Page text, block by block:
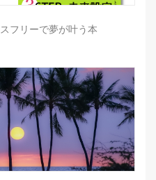
フリーで夢が叶う本